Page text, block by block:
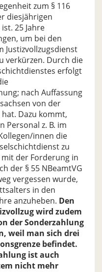
zum § 116
diesjährigen
25 Jahre
um bei den
Justizvollzugsdienst
verkürzen. Durch die
erfolgt
nach Auffassung
von der
Dazu kommt,
Personal z. B. im
innen die
zu
der Forderung in
der § 55 NBeamtVG
vergessen wurde,
in den
anzuheben. Den
wird zudem
der Sonderzahlung
weil man sich drei
befindet.
ist auch
nicht mehr